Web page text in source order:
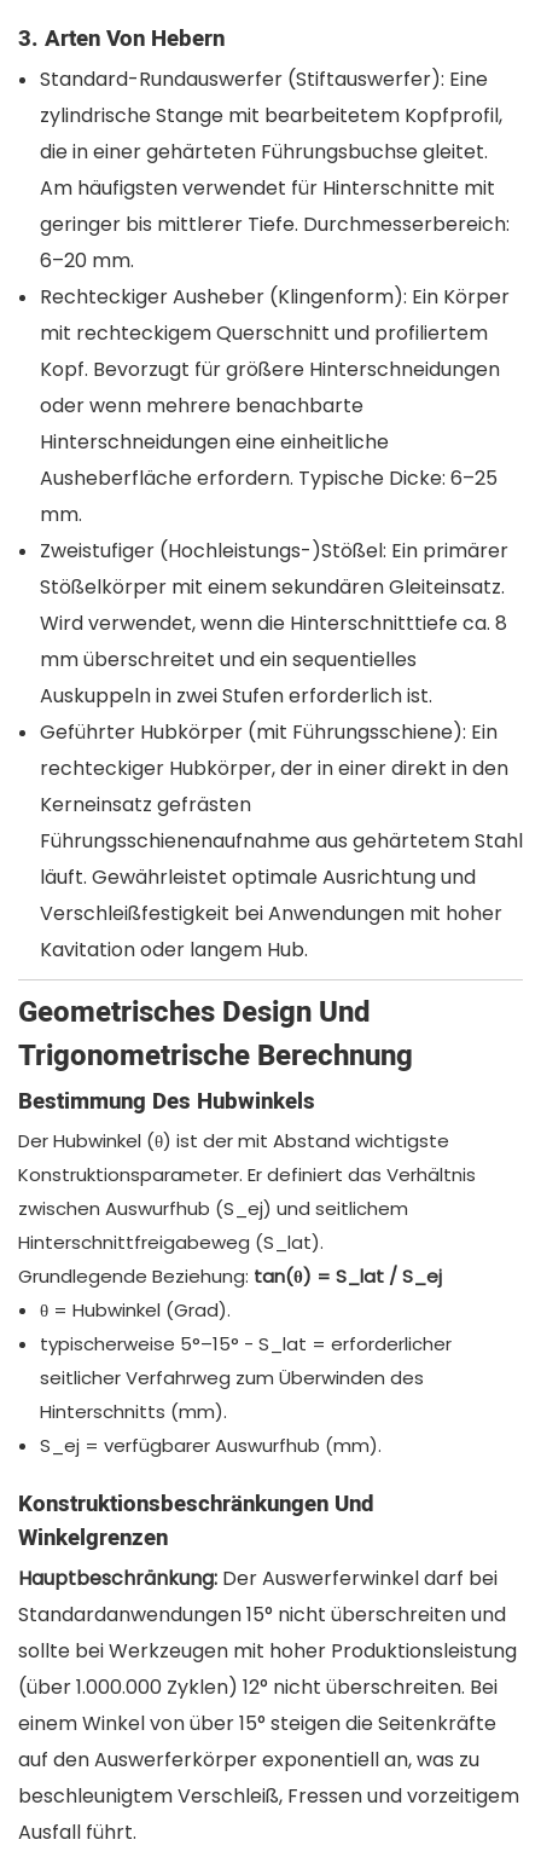
3. Arten Von Hebern
Standard-Rundauswerfer (Stiftauswerfer): Eine
zylindrische Stange mit bearbeitetem Kopfprofil,
die in einer gehärteten Führungsbuchse gleitet.
Am häufigsten verwendet für Hinterschnitte mit
geringer bis mittlerer Tiefe. Durchmesserbereich:
6–20 mm.
Rechteckiger Ausheber (Klingenform): Ein Körper
mit rechteckigem Querschnitt und profiliertem
Kopf. Bevorzugt für größere Hinterschneidungen
oder wenn mehrere benachbarte
Hinterschneidungen eine einheitliche
Ausheberfläche erfordern. Typische Dicke: 6–25
mm.
Zweistufiger (Hochleistungs-)Stößel: Ein primärer
Stößelkörper mit einem sekundären Gleiteinsatz.
Wird verwendet, wenn die Hinterschnitttiefe ca. 8
mm überschreitet und ein sequentielles
Auskuppeln in zwei Stufen erforderlich ist.
Geführter Hubkörper (mit Führungsschiene): Ein
rechteckiger Hubkörper, der in einer direkt in den
Kerneinsatz gefrästen
Führungsschienenaufnahme aus gehärtetem Stahl
läuft. Gewährleistet optimale Ausrichtung und
Verschleißfestigkeit bei Anwendungen mit hoher
Kavitation oder langem Hub.
Geometrisches Design Und
Trigonometrische Berechnung
Bestimmung Des Hubwinkels
Der Hubwinkel (θ) ist der mit Abstand wichtigste
Konstruktionsparameter. Er definiert das Verhältnis
zwischen Auswurfhub (S_ej) und seitlichem
Hinterschnittfreigabeweg (S_lat).
Grundlegende Beziehung: tan(θ) = S_lat / S_ej
θ = Hubwinkel (Grad).
typischerweise 5°–15° - S_lat = erforderlicher
seitlicher Verfahrweg zum Überwinden des
Hinterschnitts (mm).
S_ej = verfügbarer Auswurfhub (mm).
Konstruktionsbeschränkungen Und
Winkelgrenzen
Hauptbeschränkung: Der Auswerferwinkel darf bei
Standardanwendungen 15° nicht überschreiten und
sollte bei Werkzeugen mit hoher Produktionsleistung
(über 1.000.000 Zyklen) 12° nicht überschreiten. Bei
einem Winkel von über 15° steigen die Seitenkräfte
auf den Auswerferkörper exponentiell an, was zu
beschleunigtem Verschleiß, Fressen und vorzeitigem
Ausfall führt.